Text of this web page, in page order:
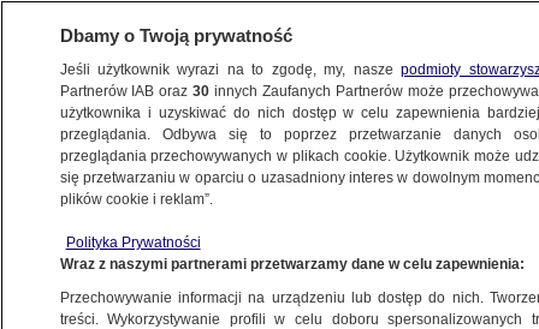
METEO
NAJNOWSZE
w 6 sekund
24.10.2011, 11:04
Dbamy o Twoją prywatność
Jeśli użytkownik wyrazi na to zgodę, my, naszepodmioty
Partnerów IAB oraz30 innych Zaufanych Partnerów może
użytkownika i uzyskiwać do nich dostęp w celu zapewnienia
przeglądania. Odbywa się to poprzez przetwarzanie danych
przeglądania przechowywanych w plikach cookie. Użytkownik może
się przetwarzaniu w oparciu o uzasadniony interes w dowolnym
plików cookie i reklam”.
Polityka Prywatności
Wraz z naszymi partnerami przetwarzamy dane w celu zapewnienia:
Przechowywanie informacji na urządzeniu lub dostęp do nich.
treści. Wykorzystywanie profili w celu doboru spersonalizowanych